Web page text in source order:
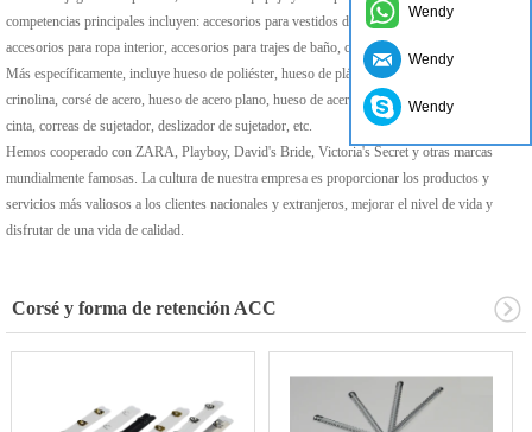
competencias principales incluyen: accesorios para vestidos de novia, accesorios para corsés,
accesorios para ropa interior, accesorios para trajes de baño, cintas, telas y tipos de metal.
Más específicamente, incluye hueso de poliéster, hueso de plástico, trenza de crin de
crinolina, corsé de acero, hueso de acero plano, hueso de acero en espiral, elástico plegable,
cinta, correas de sujetador, deslizador de sujetador, etc.
Hemos cooperado con ZARA, Playboy, David's Bride, Victoria's Secret y otras marcas
mundialmente famosas. La cultura de nuestra empresa es proporcionar los productos y
servicios más valiosos a los clientes nacionales y extranjeros, mejorar el nivel de vida y
disfrutar de una vida de calidad.
Corsé y forma de retención ACC
Wendy
Wendy
Wendy